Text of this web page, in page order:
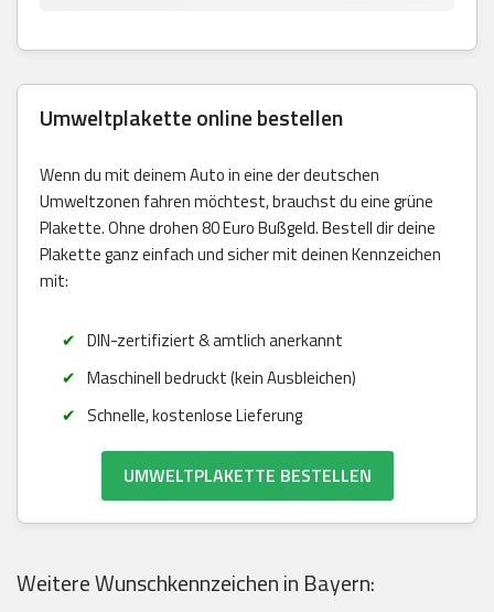
Umweltplakette online bestellen
Wenn du mit deinem Auto in eine der deutschen
Umweltzonen fahren möchtest, brauchst du eine grüne
Plakette. Ohne drohen 80 Euro Bußgeld. Bestell dir deine
Plakette ganz einfach und sicher mit deinen Kennzeichen
mit:
DIN-zertifiziert & amtlich anerkannt
Maschinell bedruckt (kein Ausbleichen)
Schnelle, kostenlose Lieferung
UMWELTPLAKETTE BESTELLEN
Weitere Wunschkennzeichen in Bayern: